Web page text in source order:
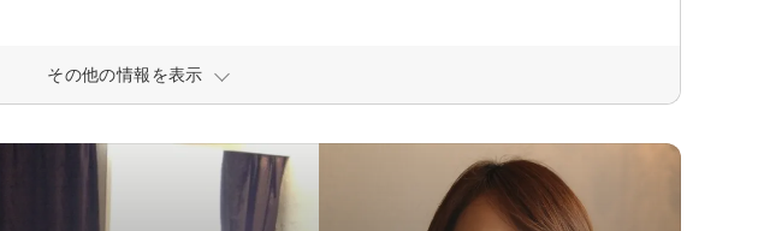
その他の情報を表示